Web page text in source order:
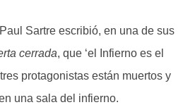
Sartre escribió, en una de sus
cerrada, que ‘el Infierno es el
protagonistas están muertos y
una sala del infierno.